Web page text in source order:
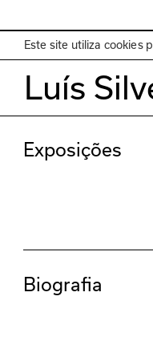
EN
Este site utiliza cookies
Luís
Exposições
Biografia